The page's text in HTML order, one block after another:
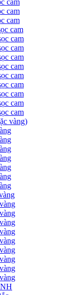
cam
cam
cam
cam
cam
cam
cam
cam
cam
cam
cam
cam
cam
vàng)